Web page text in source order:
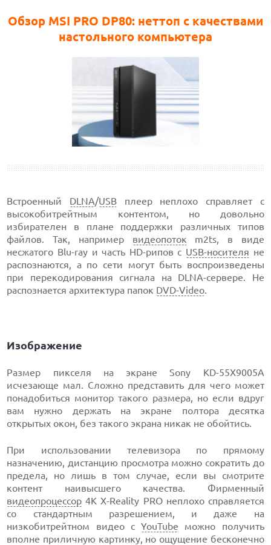
Обзор MSI PRO DP80: неттоп с качествами
настольного компьютера
Встроенный DLNA/USBплеер неплохо справляет с
высокобитрейтным контентом, но довольно
избирателен в плане поддержки различных типов
файлов. Так, например видеопоток m2ts, в виде
несжатого Blu-ray и часть HD-рипов с USB-носителя не
распознаются, а по сети могут быть воспроизведены
при перекодирования сигнала на DLNA-сервере. Не
распознается архитектура папок DVD-Video.
Изображение
Размер пикселя на экране Sony KD-55X9005A
исчезающе мал. Сложно представить для чего может
понадобиться монитор такого размера, но если вдруг
вам нужно держать на экране полтора десятка
открытых окон, без такого экрана никак не обойтись.
При использовании телевизора по прямому
назначению, дистанцию просмотра можно сократить до
предела, но лишь в том случае, если вы смотрите
контент наивысшего качества. Фирменный
видеопроцессор 4K X-Reality PRO неплохо справляется
со стандартным разрешением, и даже на
низкобитрейтном видео сYouTube можно получить
вполне приличную картинку, но ощущение бесконечно